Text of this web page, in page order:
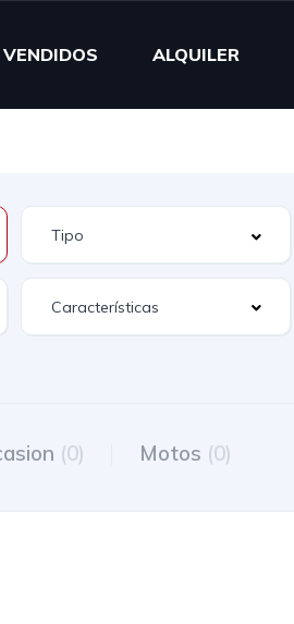
VENDIDOS ALQUILER
Características
(0) Motos (0)